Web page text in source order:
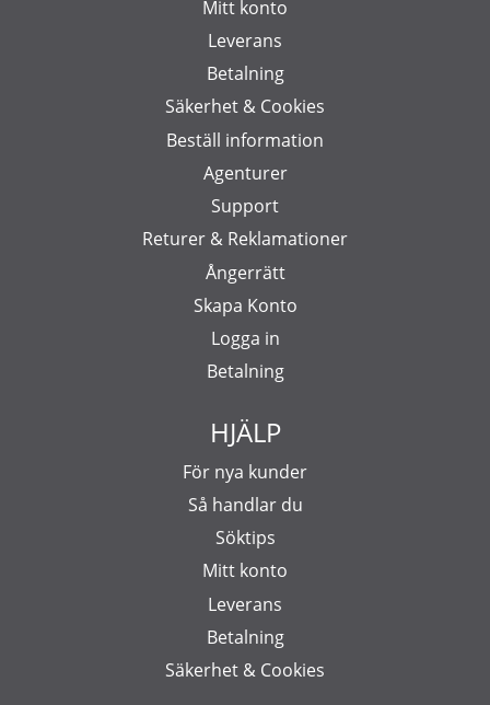
Mitt konto
Leverans
Betalning
Säkerhet & Cookies
Beställ information
Agenturer
Support
Returer & Reklamationer
Ångerrätt
Skapa Konto
Logga in
Betalning
HJÄLP
För nya kunder
Så handlar du
Söktips
Mitt konto
Leverans
Betalning
Säkerhet & Cookies